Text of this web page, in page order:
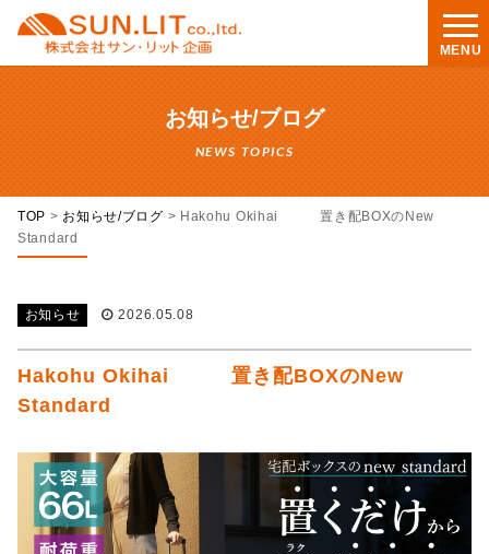
MENU
お知らせ/ブログ
NEWS TOPICS
TOP > お知らせ/ブログ > Hakohu Okihai 置き配BOXのNew
Standard
お知らせ 2026.05.08
Hakohu Okihai 置き配BOXのNew
Standard